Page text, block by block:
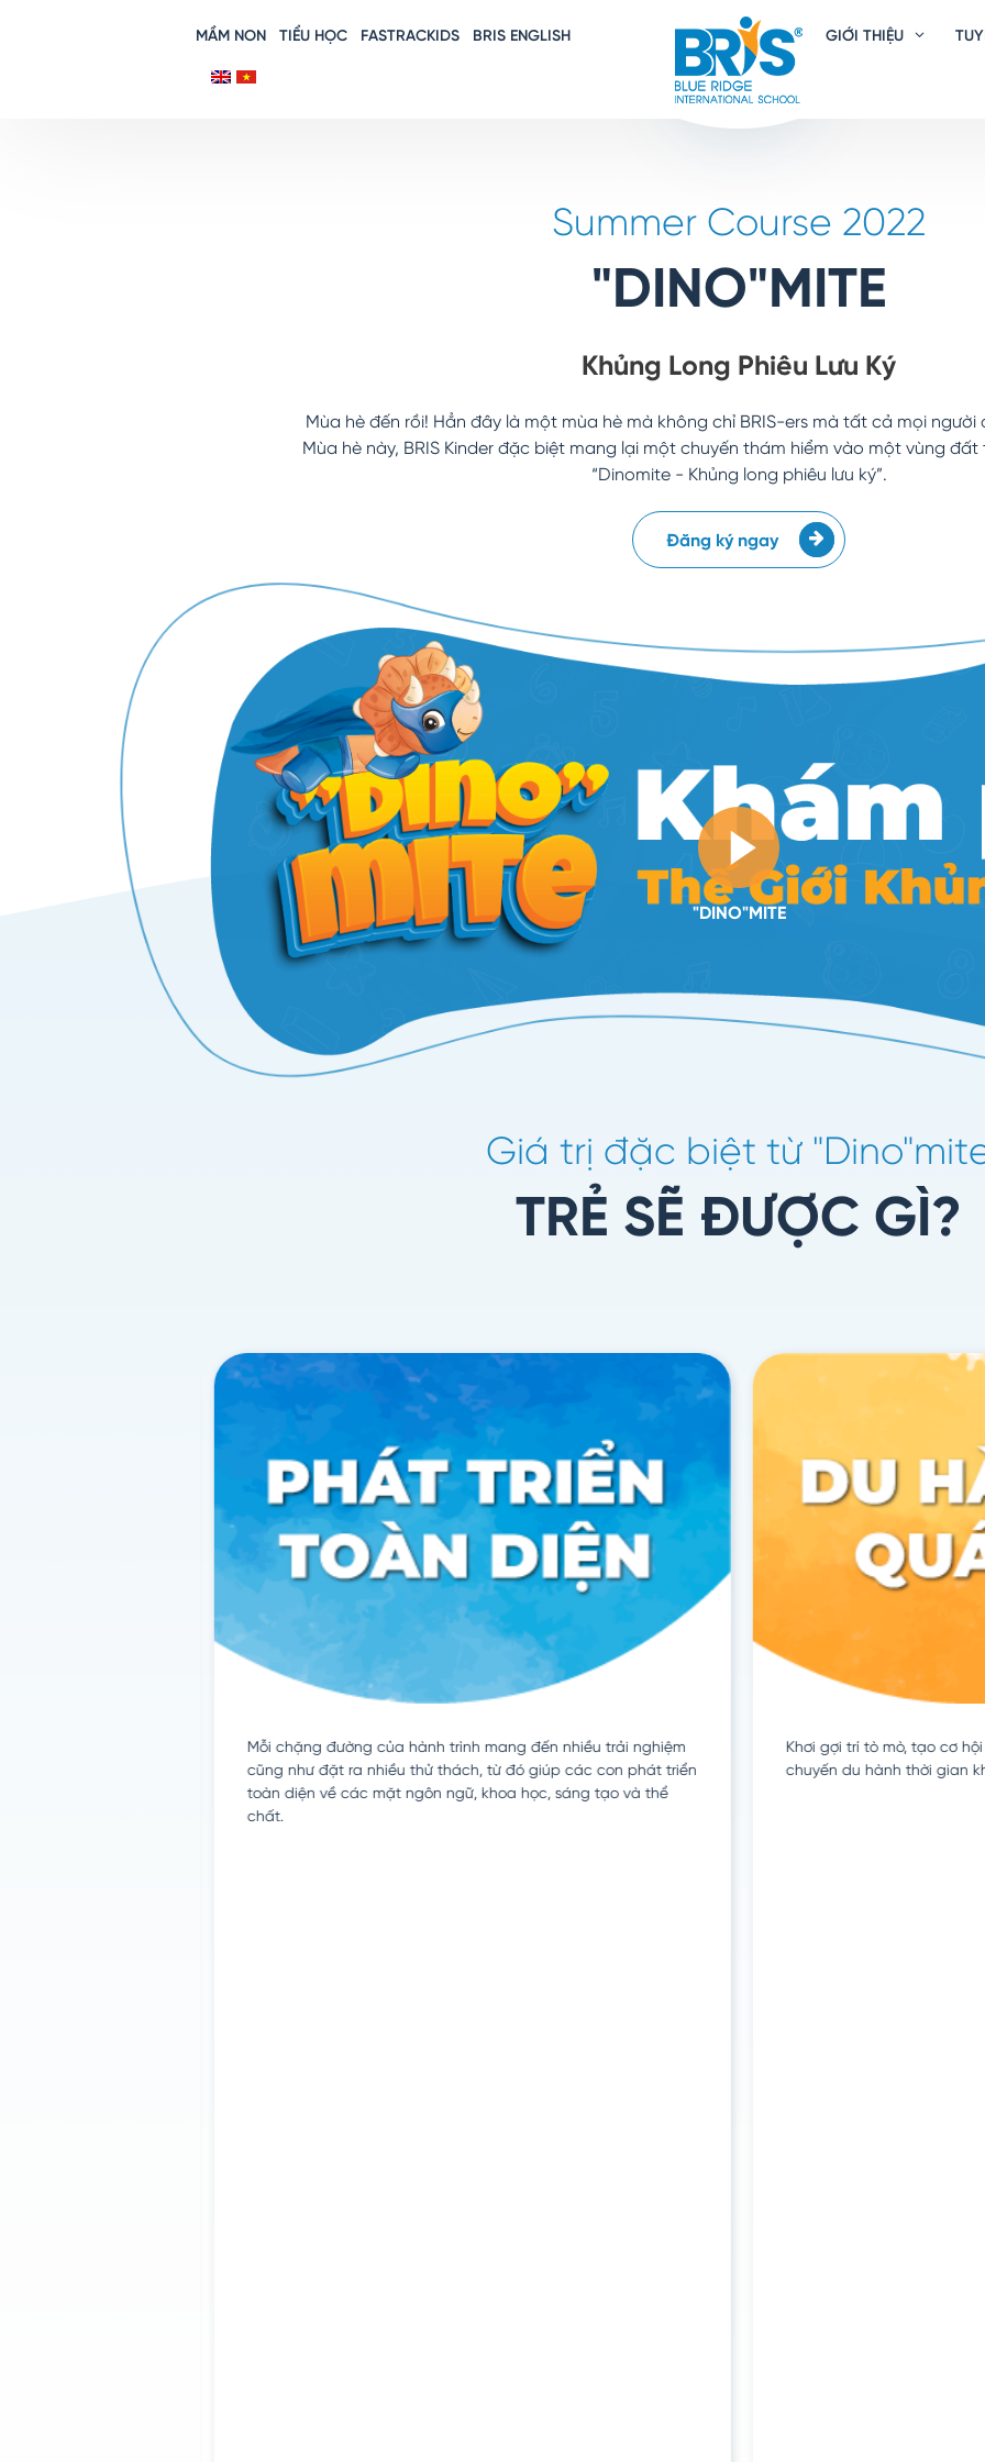
MẦM NON TIỂU HỌC FASTRACKIDS BRIS ENGLISH GIỚI THIỆU
Summer Course 2022
"DINO"MITE
Khủng Long Phiêu Lưu Ký
Mùa hè đến rồi! Hẳn đây là một mùa hè mà không chỉ BRIS-ers mà tất cả mọi
Mùa hè này, BRIS Kinder đặc biệt mang lại một chuyến thám hiểm vào một vùng
“Dinomite - Khủng long phiêu lưu ký”.
Đăng ký ngay
"DINO"MITE
Giá trị đặc biệt từ
TRẺ SẼ ĐƯỢC GÌ?
Mỗi chặng đường của hành trình mang đến nhiều trải nghiệm
cũng như đặt ra nhiều thử thách, từ đó giúp các con phát triển
toàn diện về các mặt ngôn ngữ, khoa học, sáng tạo và thể
chất.
Khơi gợi trí tò mò, tạo cơ
chuyến du hành thời gian